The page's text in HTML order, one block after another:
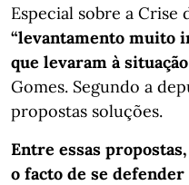
Especial sobre a Crise
“levantamento muito
que levaram à
Gomes. Segundo a
propostas soluções.
Entre essas
o facto de se